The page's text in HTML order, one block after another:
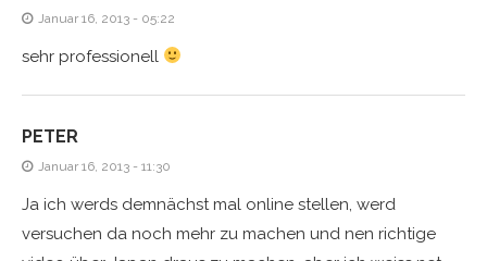
Januar 16, 2013 - 05:22
sehr professionell
PETER
Januar 16, 2013 - 11:30
Ja ich werds demnächst mal online stellen, werd
versuchen da noch mehr zu machen und nen richtige